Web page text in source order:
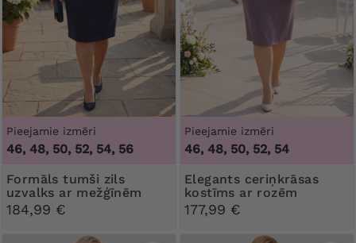
Pieejamie izmēri
46, 48, 50, 52, 54, 56
Formāls tumši zils
uzvalks ar mežģīnēm
184,99 €
Pieejamie izmēri
46, 48, 50, 52, 54
Elegants ceriņkrāsas
kostīms ar rozēm
177,99 €